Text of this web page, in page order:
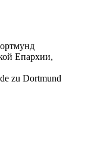
Епархии,
zu Dortmund